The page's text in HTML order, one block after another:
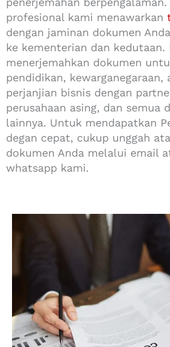
profesional kami menawarkan
dengan jaminan dokumen
ke kementerian dan kedutaan.
menerjemahkan dokumen
pendidikan, kewarganegaraan,
perjanjian bisnis dengan
perusahaan asing, dan semua
lainnya. Untuk mendapatkan
degan cepat, cukup unggah
dokumen Anda melalui email
whatsapp kami.